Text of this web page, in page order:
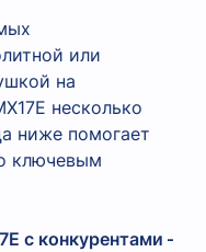
или
на
несколько
ниже помогает
ключевым
с конкурентами